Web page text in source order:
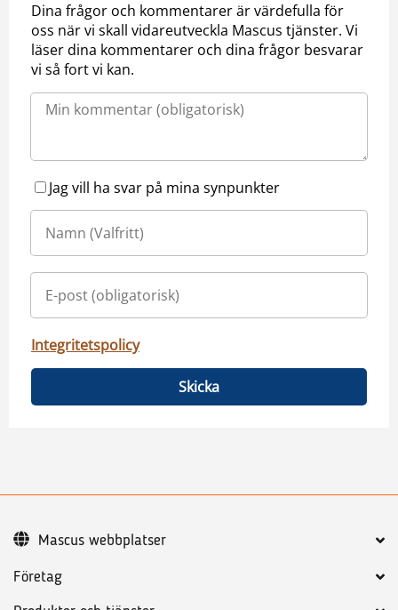
Dina frågor och kommentarer är värdefulla för
oss när vi skall vidareutveckla Mascus tjänster. Vi
läser dina kommentarer och dina frågor besvarar
vi så fort vi kan.
Jag vill ha svar på mina synpunkter
Integritetspolicy
Skicka
Företag
Mascus webbplatser